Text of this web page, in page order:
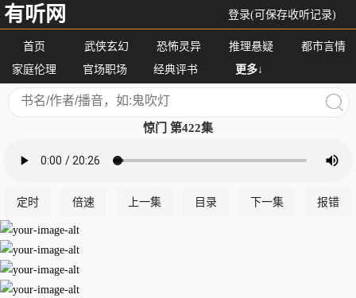
有听网 登录(可保存收听记录)
首页 武侠玄幻 恐怖灵异 推理悬疑
都市言情
家庭伦理
官场职场 经典评书 更多↓
惊门 第422集
定时 倍速 上一集 目录 下一集 报错